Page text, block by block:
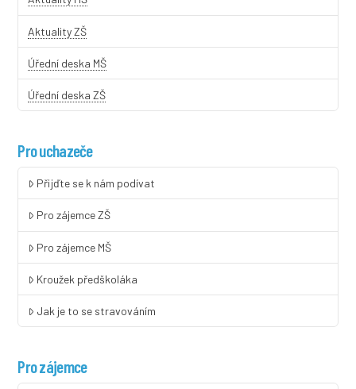
Aktuality ZŠ
Úřední deska MŠ
Úřední deska ZŠ
Pro uchazeče
Přijďte se k nám podívat
Pro zájemce ZŠ
Pro zájemce MŠ
Kroužek předškoláka
Jak je to se stravováním
Pro zájemce